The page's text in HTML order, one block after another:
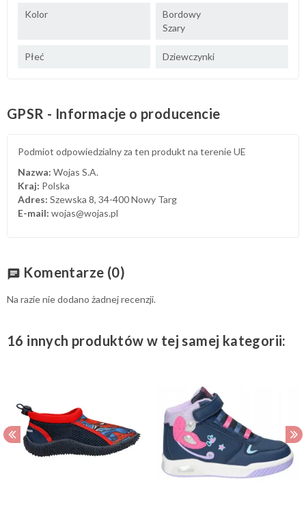
Kolor
Bordowy
Szary
Płeć Dziewczynki
GPSR - Informacje o producencie
Podmiot odpowiedzialny za ten produkt na terenie UE
Nazwa: Wojas S.A.
Kraj: Polska
Adres: Szewska 8, 34-400 Nowy Targ
E-mail: wojas@wojas.pl
chat Komentarze (0)
Na razie nie dodano żadnej recenzji.
16 innych produktów w tej samej kategorii: